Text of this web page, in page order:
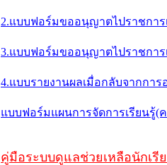
2.แบบฟอร์มขออนุญาตไปราชกา
3.แบบฟอร์มขออนุญาตไปราชกา
4.แบบรายงานผลเมื่อกลับจากกา
แบบฟอร์มแผนการจัดการเรียนรู้(
คู่มือระบบดูแลช่วยเหลือนักเรี